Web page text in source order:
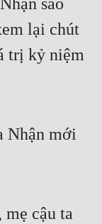
sao
lại chút
trị kỷ niệm
Nhận mới
mẹ cậu ta